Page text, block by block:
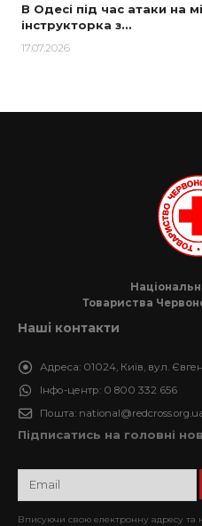
В Одесі під час атаки на
інструкторка з…
17.07.2026
Товариства
Наші контакти
Адреса: 01024, Київ, вул.
Інфо-центр: 0 800 332 656
Пошта:
Підписатись на головні
Вписуючи свою електронну адресу